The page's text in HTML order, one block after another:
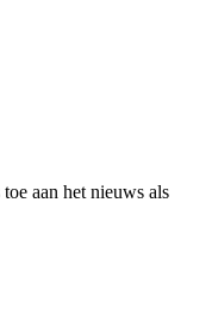
aan het nieuws als